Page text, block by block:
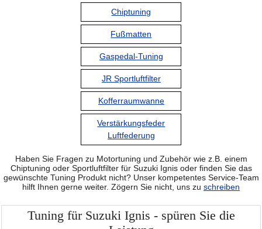
Chiptuning
Fußmatten
Gaspedal-Tuning
JR Sportluftfilter
Kofferraumwanne
Verstärkungsfeder
Luftfederung
Haben Sie Fragen zu Motortuning und Zubehör wie z.B. einem
Chiptuning oder Sportluftfilter für Suzuki Ignis oder finden Sie das
gewünschte Tuning Produkt nicht? Unser kompetentes Service-Team
hilft Ihnen gerne weiter. Zögern Sie nicht, uns zu schreiben
Tuning für Suzuki Ignis - spüren Sie die